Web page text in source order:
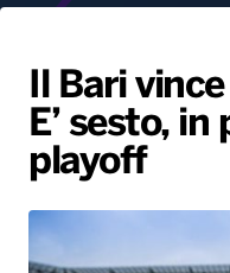
Locali
Musica
Playlist
Gallery
Radio Norba
Voce al Bari
Battiti Live
Il Bari
E’ sesto, in
playoff